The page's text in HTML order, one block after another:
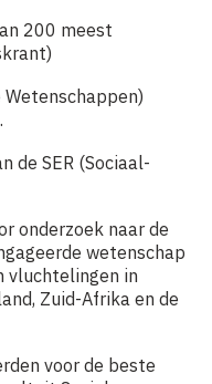
200 meest
de SER (Sociaal-
onderzoek naar de
wetenschap
vluchtelingen in
Zuid-Afrika en de
voor de beste